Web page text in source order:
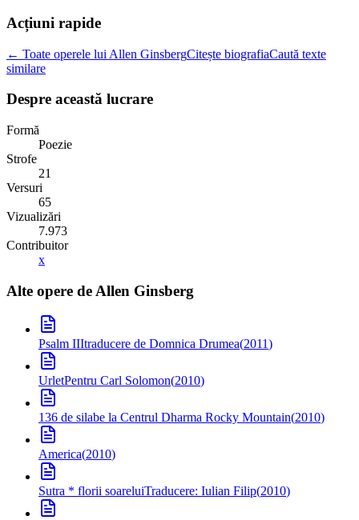
Acțiuni rapide
← Toate operele lui Allen GinsbergCitește biografiaCaută texte
similare
Despre această lucrare
Formă
Poezie
Strofe
21
Versuri
65
Vizualizări
7.973
Contribuitor
x
Alte opere de Allen Ginsberg
Psalm IIItraducere de Domnica Drumea(2011)
UrletPentru Carl Solomon(2010)
136 de silabe la Centrul Dharma Rocky Mountain(2010)
America(2010)
Sutra * florii soareluiTraducere: Iulian Filip(2010)